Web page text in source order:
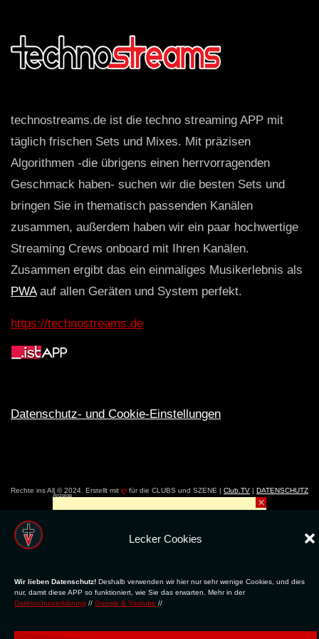
Lecker Cookies
Wir lieben Datenschutz! Deshalb verwenden wir hier nur sehr wenige Cookies, und dies
nur, damit diese APP so funktioniert, wie Sie das erwarten. Mehr in der
Datenschutzerklärung // Google & Youtube //
technostreams.de ist die techno streaming APP mit
täglich frischen Sets und Mixes. Mit präzisen
Algorithmen -die übrigens einen herrvorragenden
Geschmack haben- suchen wir die besten Sets und
bringen Sie in thematisch passenden Kanälen
zusammen, außerdem haben wir ein paar hochwertige
Streaming Crews onboard mit Ihren Kanälen.
Zusammen ergibt das ein einmaliges Musikerlebnis als
PWAauf allen Geräten und System perfekt.
https://technostreams.de
Datenschutz- und Cookie-Einstellungen
Rechte ins All © 2024. Erstellt mit ღ für die CLUBS und SZENE | Club.TV | DATENSCHUTZ
Anzeige
×